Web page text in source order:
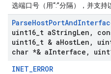
选端口号（用“:”分隔），并支持
ParseHostPortAnd
uint16 t aStringLen ,
uint16 t & aHostLen ,
char *& aInterface ,
INET_ERROR